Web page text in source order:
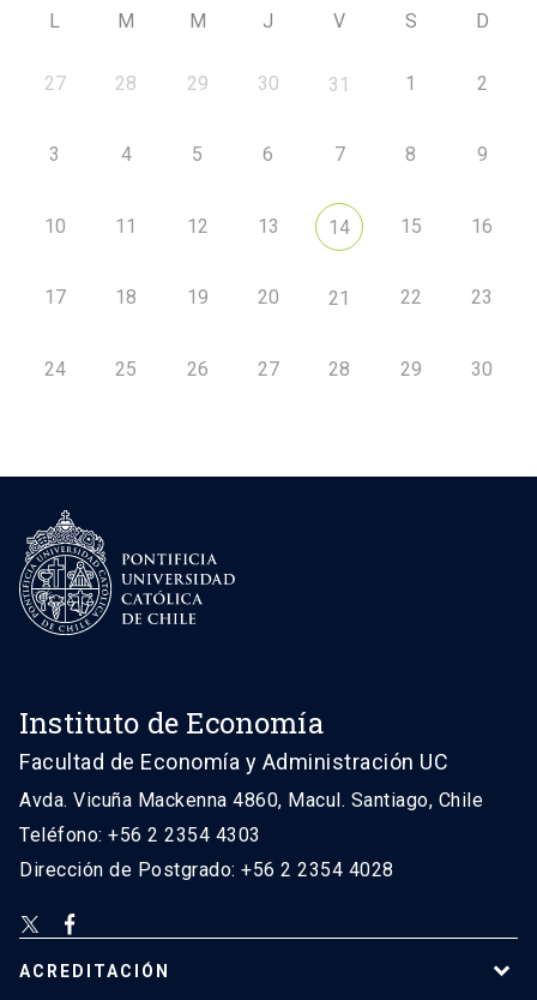
L M M J V S D
27 28 29 30 31 1 2
3 4 5 6 7 8 9
10 11 12 13 14 15 16
17 18 19 20 21 22 23
24 25 26 27 28 29 30
Instituto de Economía
Facultad de Economía y Administración UC
Avda. Vicuña Mackenna 4860, Macul. Santiago, Chile
Teléfono: +56 2 2354 4303
Dirección de Postgrado: +56 2 2354 4028
ACREDITACIÓN